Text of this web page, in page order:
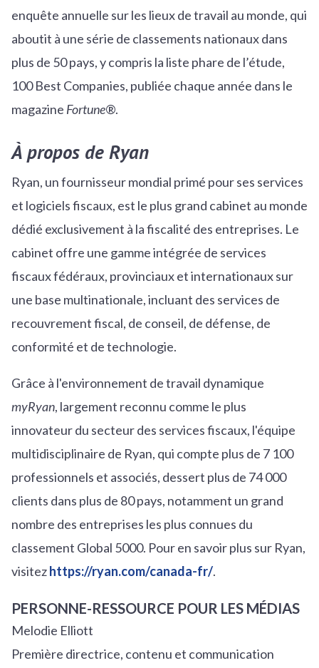
enquête annuelle sur les lieux de travail au monde, qui
aboutit à une série de classements nationaux dans
plus de 50 pays, y compris la liste phare de l’étude,
100 Best Companies, publiée chaque année dans le
magazine Fortune®.
À propos de Ryan
Ryan, un fournisseur mondial primé pour ses services
et logiciels fiscaux, est le plus grand cabinet au monde
dédié exclusivement à la fiscalité des entreprises. Le
cabinet offre une gamme intégrée de services
fiscaux fédéraux, provinciaux et internationaux sur
une base multinationale, incluant des services de
recouvrement fiscal, de conseil, de défense, de
conformité et de technologie.
Grâce à l'environnement de travail dynamique
myRyan, largement reconnu comme le plus
innovateur du secteur des services fiscaux, l'équipe
multidisciplinaire de Ryan, qui compte plus de 7 100
professionnels et associés, dessert plus de 74 000
clients dans plus de 80 pays, notamment un grand
nombre des entreprises les plus connues du
classement Global 5000. Pour en savoir plus sur Ryan,
visitezhttps://ryan.com/canada-fr/.
PERSONNE-RESSOURCE POUR LES MÉDIAS
Melodie Elliott
Première directrice, contenu et communication